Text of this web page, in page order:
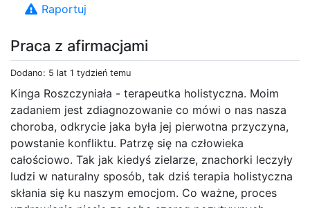
Praca z afirmacjami
Dodano: 5 lat 1 tydzień temu
Kinga Roszczyniała - terapeutka holistyczna. Moim
zadaniem jest zdiagnozowanie co mówi o nas nasza
choroba, odkrycie jaka była jej pierwotna przyczyna,
powstanie konfliktu. Patrzę się na człowieka
całościowo. Tak jak kiedyś zielarze, znachorki leczyły
ludzi w naturalny sposób, tak dziś terapia holistyczna
skłania się ku naszym emocjom. Co ważne, proces
Raportuj